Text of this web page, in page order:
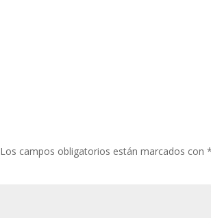
Los campos obligatorios están marcados con*